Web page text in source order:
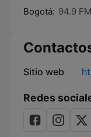
Bogotá: 94.9 FM
Sitio web
Redes